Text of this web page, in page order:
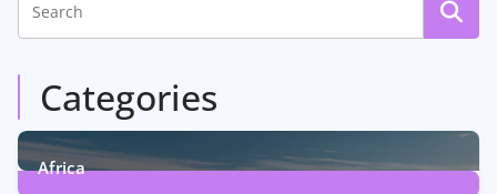
Categories
Africa